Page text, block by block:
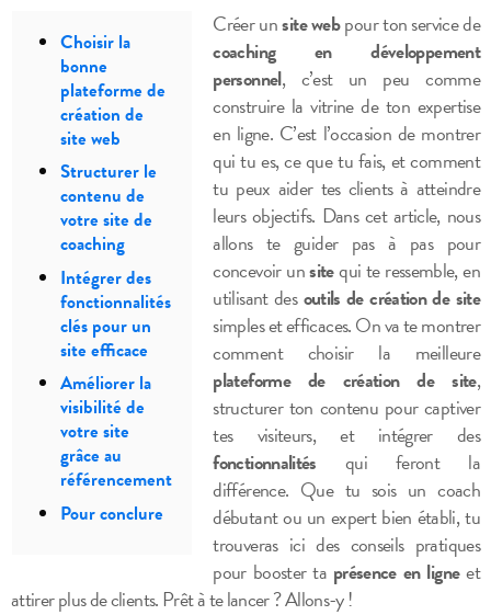
Choisir la
bonne
plateforme de
création de
site web
Structurer le
contenu de
votre site de
coaching
Intégrer des
fonctionnalités
clés pour un
site efficace
Améliorer la
visibilité de
votre site
grâce au
référencement
Pour conclure
Créer unsite webpour ton service de
coaching en développement
personnel, c’est un peu comme
construire la vitrine de ton expertise
en ligne. C’est l’occasion de montrer
qui tu es, ce que tu fais, et comment
tu peux aider tes clients à atteindre
leurs objectifs. Dans cet article, nous
allons te guider pas à pas pour
concevoir unsitequi te ressemble, en
utilisant desoutils de création de site
simples et efficaces. On va te montrer
comment choisir la meilleure
plateforme de création de site,
structurer ton contenu pour captiver
tes visiteurs, et intégrer des
fonctionnalités qui feront la
différence. Que tu sois un coach
débutant ou un expert bien établi, tu
trouveras ici des conseils pratiques
pour booster ta présence en ligneet
attirer plus de clients. Prêt à te lancer ? Allons-y !